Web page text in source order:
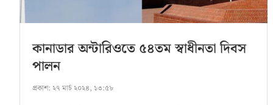
কানাডার অন্টারিওতে ৫৪তম স্বাধীনতা দিবস
পালন
প্রকাশ: ২৭ মার্চ ২০২৪, ১৩:৫৮